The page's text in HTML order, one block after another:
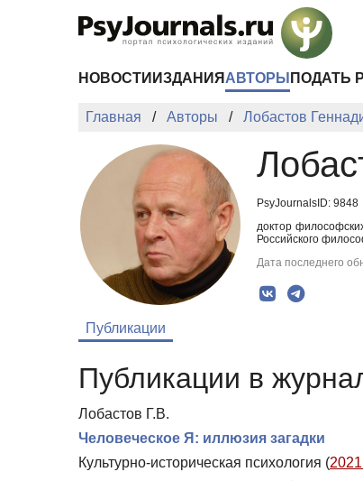
НОВОСТИ ИЗДАНИЯ АВТОРЫ ПОДАТЬ
Главная Авторы Лобастов
PsyJournalsID: 9848
доктор
Российского
Дата последнего
Публикации
Публикации в
Лобастов Г.В.
Человеческое Я: иллюзия загадки
Культурно-историческая психология (